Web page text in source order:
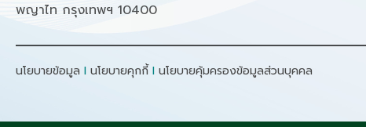
พญาไท กรุงเทพฯ 10400
นโยบายข้อมูล I นโยบายคุกกี้ I นโยบายคุ้มครองข้อมูลส่วนบุคคล